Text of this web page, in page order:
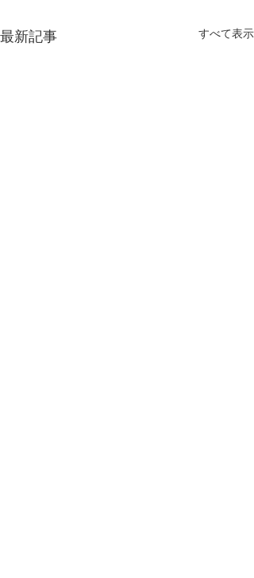
最新記事 すべて表示